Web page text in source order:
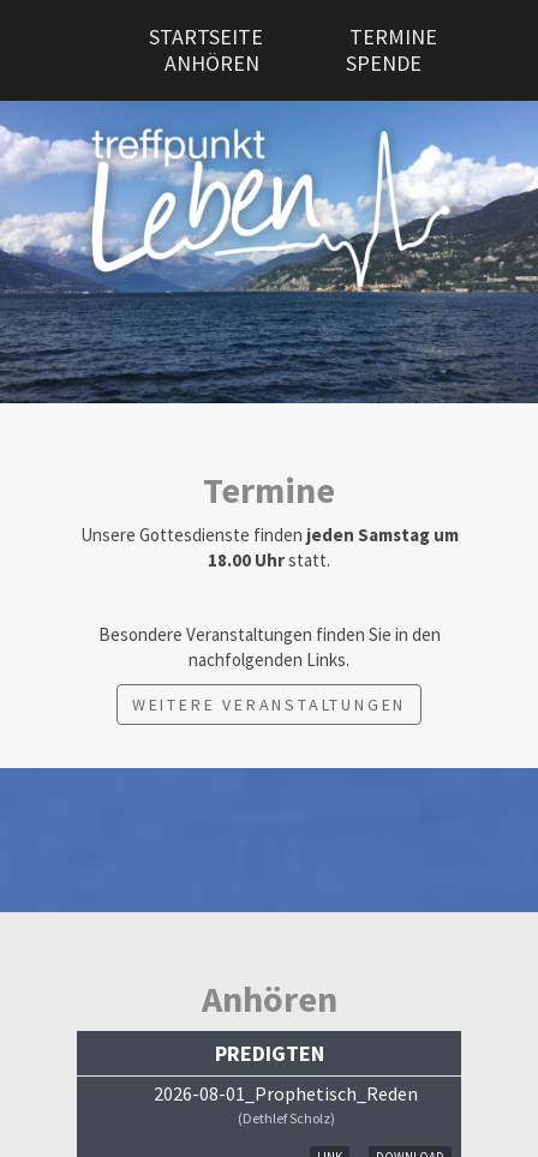
STARTSEITE
TERMINE
ANHÖREN
SPENDE
Termine
Unsere Gottesdienste finden jeden Samstag um
18.00 Uhrstatt.
Besondere Veranstaltungen finden Sie in den
nachfolgenden Links.
WEITERE VERANSTALTUNGEN
Anhören
PREDIGTEN
2026-08-01_Prophetisch_Reden
(Dethlef Scholz)